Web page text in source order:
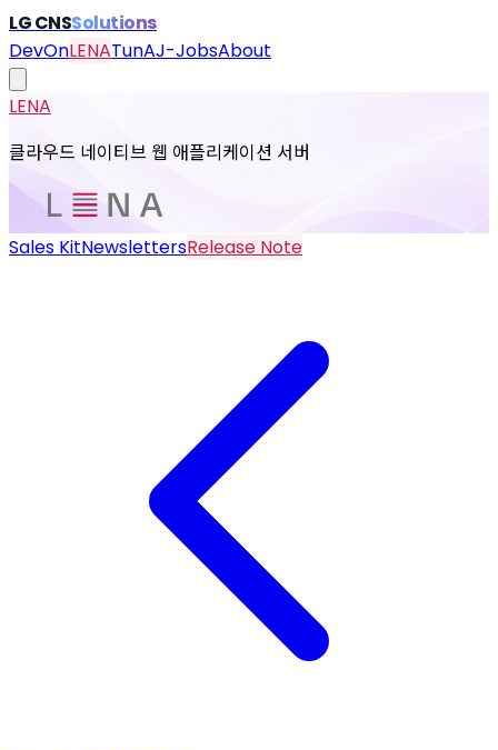
LG CNSSolutions
DevOnLENATunAJ-JobsAbout
LENA
클라우드 네이티브 웹 애플리케이션 서버
Sales KitNewslettersRelease Note